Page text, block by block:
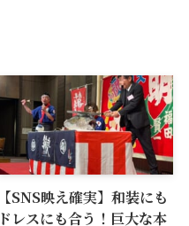
【SNS映え確実】和装にも
ドレスにも合う！巨大な本